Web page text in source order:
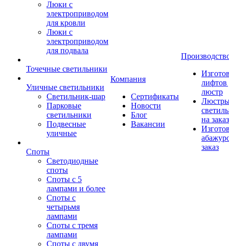
Люки с
электроприводом
для кровли
Люки с
электроприводом
для подвала
Точечные светильники
Уличные светильники
Светильник-шар
Парковые
светильники
Подвесные
уличные
Споты
Светодиодные
споты
Споты с 5
лампами и более
Споты с
четырьмя
лампами
Споты с тремя
лампами
Споты с двумя
Компания
Сертификаты
Новости
Блог
Вакансии
лифтов
люстр
на заказ
заказ